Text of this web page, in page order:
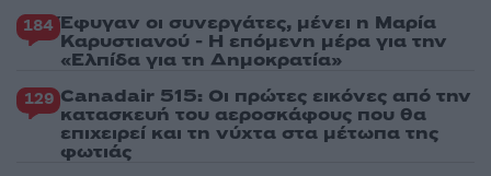
184 Έφυγαν οι συνεργάτες, μένει η Μαρία
Καρυστιανού - Η επόμενη μέρα για την
«Ελπίδα για τη Δημοκρατία»
129 Canadair 515: Οι πρώτες εικόνες από την
κατασκευή του αεροσκάφους που θα
επιχειρεί και τη νύχτα στα μέτωπα της
φωτιάς